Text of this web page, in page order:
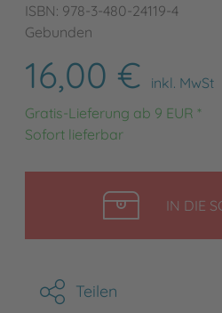
ISBN: 978-3-480-24119-4
Gebunden
16,00 €
inkl. MwSt
Gratis-Lieferung ab 9 EUR *
Sofort lieferbar
IN DIE
Teilen